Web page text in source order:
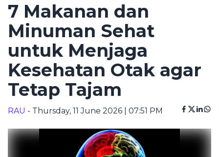
7 Makanan dan
Minuman Sehat
untuk Menjaga
Kesehatan Otak agar
Tetap Tajam
RAU - Thursday, 11 June 2026 | 07:51 PM